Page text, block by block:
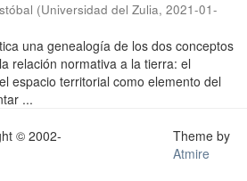
(Universidad del Zulia, 2021-01-
una genealogía de los dos conceptos
relación normativa a la tierra: el
espacio territorial como elemento del
...
© 2002-
Theme by
Atmire